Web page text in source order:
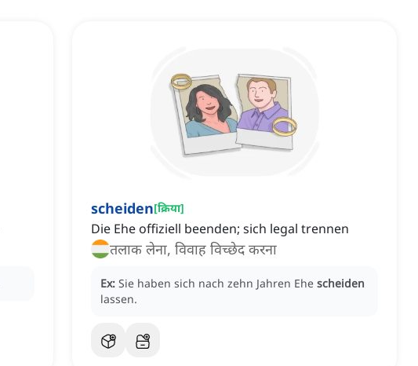
scheiden[क्रिया]
Die Ehe offiziell beenden; sich legal trennen
तलाक लेना, विवाह विच्छेद करना
Ex: Sie haben sich nach zehn Jahren Ehe scheiden
lassen.